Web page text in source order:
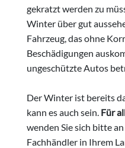
gekratzt werden zu
Winter über gut
Fahrzeug, das ohne
Beschädigungen
ungeschützte Autos
Der Winter ist bereits
kann es auch sein. Für
wenden Sie sich bitte
Fachhändler in Ihrem